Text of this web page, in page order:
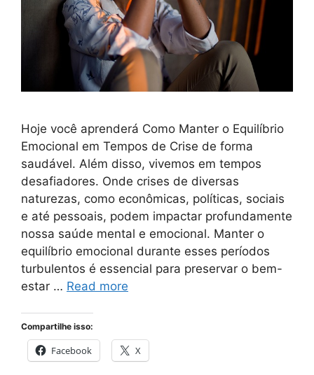
Hoje você aprenderá Como Manter o Equilíbrio
Emocional em Tempos de Crise de forma
saudável. Além disso, vivemos em tempos
desafiadores. Onde crises de diversas
naturezas, como econômicas, políticas, sociais
e até pessoais, podem impactar profundamente
nossa saúde mental e emocional. Manter o
equilíbrio emocional durante esses períodos
turbulentos é essencial para preservar o bem-
estar … Read more
Compartilhe isso:
Facebook X